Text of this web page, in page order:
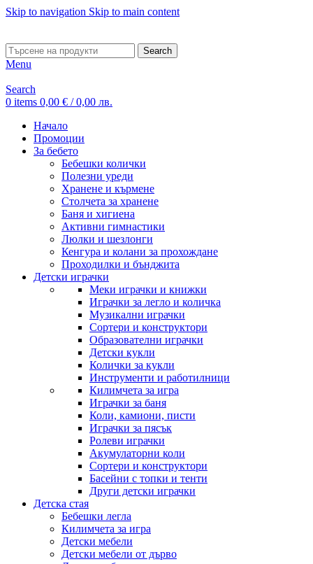
Skip to navigation Skip to main content
Search
Menu
Search
0 items 0,00 € / 0,00 лв.
Начало
Промоции
За бебето
Бебешки колички
Полезни уреди
Хранене и кърмене
Столчета за хранене
Баня и хигиена
Активни гимнастики
Люлки и шезлонги
Кенгура и колани за прохождане
Проходилки и бънджита
Детски играчки
Меки играчки и книжки
Играчки за легло и количка
Музикални играчки
Сортери и конструктори
Образователни играчки
Детски кукли
Колички за кукли
Инструменти и работилници
Килимчета за игра
Играчки за баня
Коли, камиони, писти
Играчки за пясък
Ролеви играчки
Акумулаторни коли
Сортери и конструктори
Басейни с топки и тенти
Други детски играчки
Детска стая
Бебешки легла
Килимчета за игра
Детски мебели
Детски мебели от дърво